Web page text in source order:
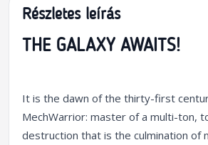
Részletes leírás
THE GALAXY AWAITS!
It is the dawn of the thirty-first
MechWarrior: master of a multi-ton,
destruction that is the culmination of